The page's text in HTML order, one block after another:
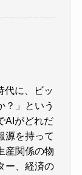
代に、ビッ
？」という
AIがどれだ
源を持って
産関係の物
ー、経済の